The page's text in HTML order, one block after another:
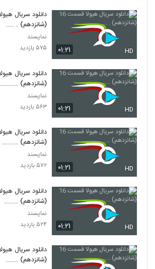
۰۱:۲۱ HD
(شانزدهم) . ....
نماپسند
۵۷۵ بازدید
۰۱:۲۱ HD
(شانزدهم) .........
نماپسند
۵۶۳ بازدید
۰۱:۲۱ HD
(شانزدهم) ........
نماپسند
۵۷۲ بازدید
۰۱:۲۱ HD
(شانزدهم) .......
نماپسند
۵۲۴ بازدید
(شانزدهم) ......